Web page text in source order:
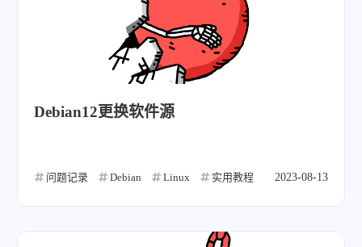
Debian12更换软件源
问题记录 Debian Linux 实用教程 2023-08-13